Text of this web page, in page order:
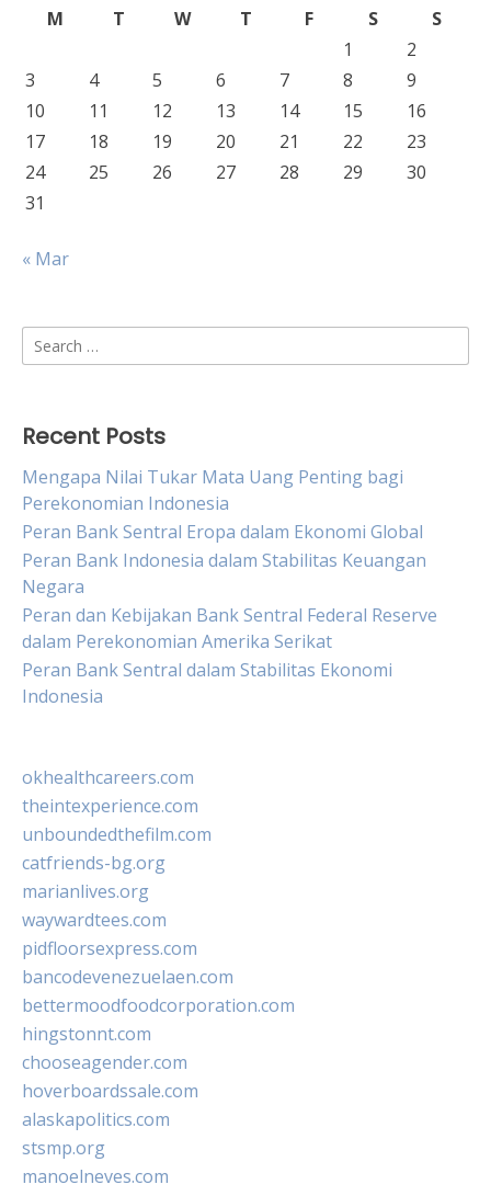
M
T W T F S
S
1
2
3
4 5 6 7 8
9
10
11 12 13 14 15
16
17
18 19 20 21 22
23
24
25 26 27 28 29
30
31
« Mar
Search
for:
Recent Posts
Mengapa Nilai Tukar Mata Uang Penting bagi
Perekonomian Indonesia
Peran Bank Sentral Eropa dalam Ekonomi Global
Peran Bank Indonesia dalam Stabilitas Keuangan
Negara
Peran dan Kebijakan Bank Sentral Federal Reserve
dalam Perekonomian Amerika Serikat
Peran Bank Sentral dalam Stabilitas Ekonomi
Indonesia
okhealthcareers.com
theintexperience.com
unboundedthefilm.com
catfriends-bg.org
marianlives.org
waywardtees.com
pidfloorsexpress.com
bancodevenezuelaen.com
bettermoodfoodcorporation.com
hingstonnt.com
chooseagender.com
hoverboardssale.com
alaskapolitics.com
stsmp.org
manoelneves.com